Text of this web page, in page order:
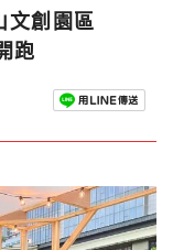
文創園區
跑